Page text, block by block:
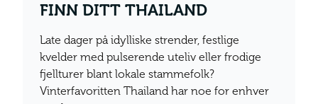
FINN DITT THAILAND
Late dager på idylliske strender, festlige
kvelder med pulserende uteliv eller frodige
fjellturer blant lokale stammefolk?
Vinterfavoritten Thailand har noe for enhver